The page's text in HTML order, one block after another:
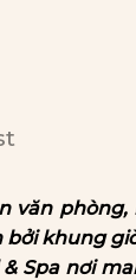
văn
khung
Spa nơi